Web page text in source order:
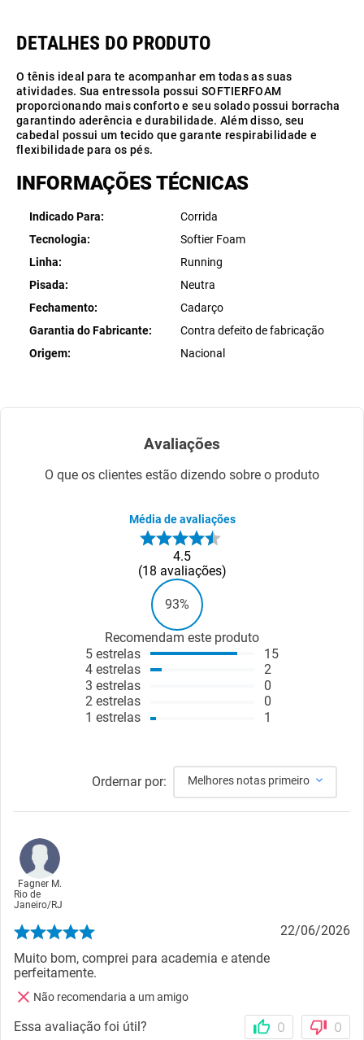
O tênis ideal para te acompanhar em todas as suas
atividades. Sua entressola possui SOFTIERFOAM
proporcionando mais conforto e seu solado possui borracha
garantindo aderência e durabilidade. Além disso, seu
cabedal possui um tecido que garante respirabilidade e
flexibilidade para os pés.
INFORMAÇÕES TÉCNICAS
Indicado Para
Corrida
Tecnologia
Softier Foam
Linha
Running
Pisada
Neutra
Fechamento
Cadarço
Garantia do Fabricante
Contra defeito de fabricação
Origem
Nacional
Avaliações
O que os clientes estão dizendo sobre o produto
Média de avaliações
4.5
18 avaliações
93%
Recomendam este produto
5 estrelas
4 estrelas
3 estrelas
2 estrelas
1 estrelas
15
2
0
0
1
Ordernar por: Melhores notas primeiro
Fagner M.
Rio de
Janeiro/RJ
22/06/2026
Muito bom, comprei para academia e atende
perfeitamente.
Não recomendaria a um amigo
Essa avaliação foi útil? 0 0